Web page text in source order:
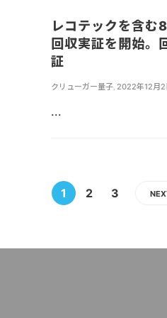
レコテックを含む
回収実証を開始。
証
クリューガー量子, 2022年12月2
...
1 2 3